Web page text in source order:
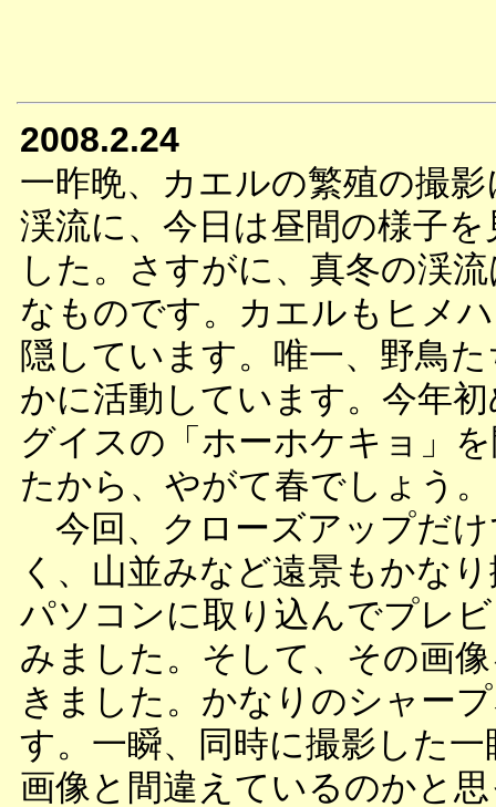
2008.2.24
一昨晩、カエルの繁殖の撮
渓流に、今日は昼間の様子
した。さすがに、真冬の渓
なものです。カエルもヒメ
隠しています。唯一、野鳥
かに活動しています。今年
グイスの「ホーホケキョ」
たから、やがて春でしょう。
今回、クローズアップだ
く、山並みなど遠景もかな
パソコンに取り込んでプレ
みました。そして、その画
きました。かなりのシャー
す。一瞬、同時に撮影した
画像と間違えているのかと